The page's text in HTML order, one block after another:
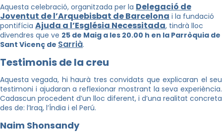
Aquesta celebració, organitzada per la Delegació de
Joventut de l’Arquebisbat de Barcelona i la fundació
pontifícia Ajuda a l’Església Necessitada, tindrà lloc
divendres que ve 25 de Maig a les 20.00 h en la Parròquia de
Sant Vicenç de Sarrià.
Testimonis de la creu
Aquesta vegada, hi haurà tres convidats que explicaran el seu
testimoni i ajudaran a reflexionar mostrant la seva experiència.
Cadascun procedent d’un lloc diferent, i d’una realitat concreta
des de: l’Iraq, l’Índia i el Perú.
Naim Shonsandy